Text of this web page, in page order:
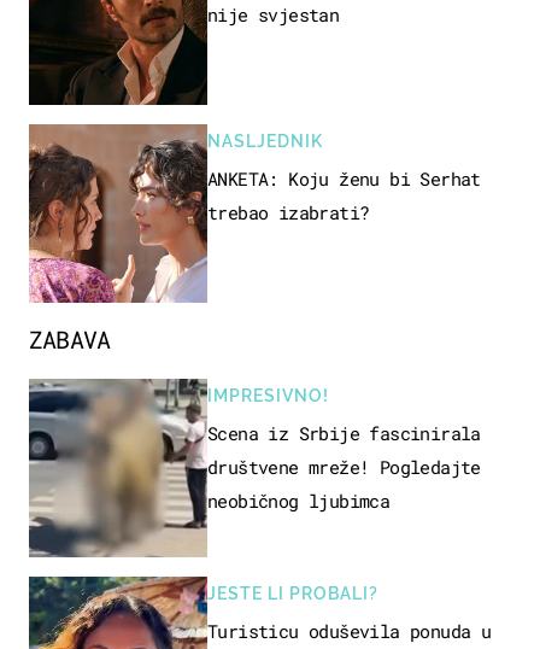
ZABAVA
IMPRESIVNO!
Scena iz Srbije fascinirala
društvene mreže! Pogledajte
neobičnog ljubimca
JESTE LI PROBALI?
Turisticu oduševila ponuda u
nije svjestan
NASLJEDNIK
ANKETA: Koju ženu bi Serhat
trebao izabrati?